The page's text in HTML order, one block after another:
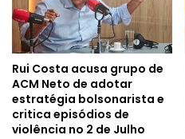
Rui Costa acusa grupo de
ACM Neto de adotar
estratégia bolsonarista e
critica episódios de
violência no 2 de Julho